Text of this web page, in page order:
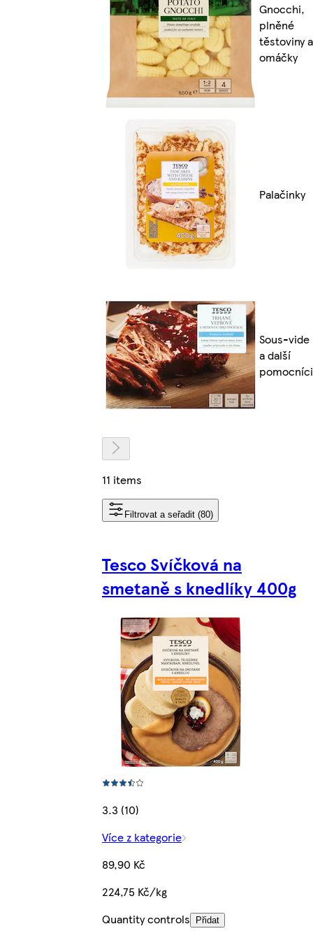
Gnocchi,
plněné
těstoviny a
omáčky
Palačinky
Sous-vide
a další
pomocníci
11 items
Filtrovat a seřadit (80)
Tesco Svíčková na
smetaně s knedlíky 400g
3.3 (10)
Více z kategorie
89,90 Kč
224,75 Kč/kg
Quantity controls
Přidat